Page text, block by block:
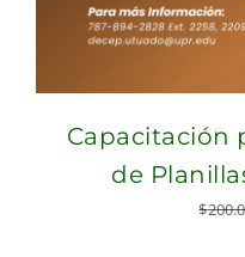
Capacitación
de
$